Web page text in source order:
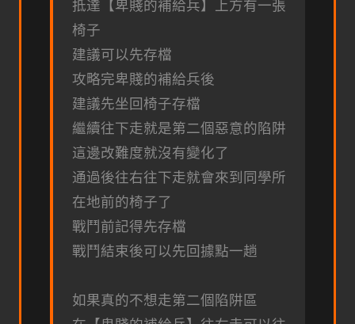
抵達【卑賤的補給兵】上方有一張
椅子
建議可以先存檔
攻略完卑賤的補給兵後
建議先坐回椅子存檔
繼續往下走就是第二個惡意的陷阱
這邊改難度就沒有變化了
通過後往右往下走就會來到同學所
在地前的椅子了
戰鬥前記得先存檔
戰鬥結束後可以先回據點一趟
如果真的不想走第二個陷阱區